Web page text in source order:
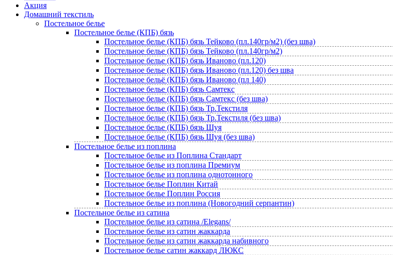
Акция
Домашний текстиль
Постельное белье
Постельное белье (КПБ) бязь
Постельное белье (КПБ) бязь Тейково (пл.140гр/м2) (без шва)
Постельное белье (КПБ) бязь Тейково (пл.140гр/м2)
Постельное белье (КПБ) бязь Иваново (пл.120)
Постельное белье (КПБ) бязь Иваново (пл.120) без шва
Постельное бельё (КПБ) бязь Иваново (пл 140)
Постельное белье (КПБ) бязь Самтекс
Постельное белье (КПБ) бязь Самтекс (без шва)
Постельное белье (КПБ) бязь Тр.Текстиля
Постельное белье (КПБ) бязь Тр.Текстиля (без шва)
Постельное белье (КПБ) бязь Шуя
Постельное белье (КПБ) бязь Шуя (без шва)
Постельное белье из поплина
Постельное белье из Поплина Стандарт
Постельное белье из поплина Премиум
Постельное белье из поплина однотонного
Постельное белье Поплин Китай
Постельное белье Поплин Россия
Постельное белье из поплина (Новогодний серпантин)
Постельное белье из сатина
Постельное белье из сатина /Elegans/
Постельное белье из сатин жаккарда
Постельное белье из сатин жаккарда набивного
Постельное белье сатин жаккард ЛЮКС